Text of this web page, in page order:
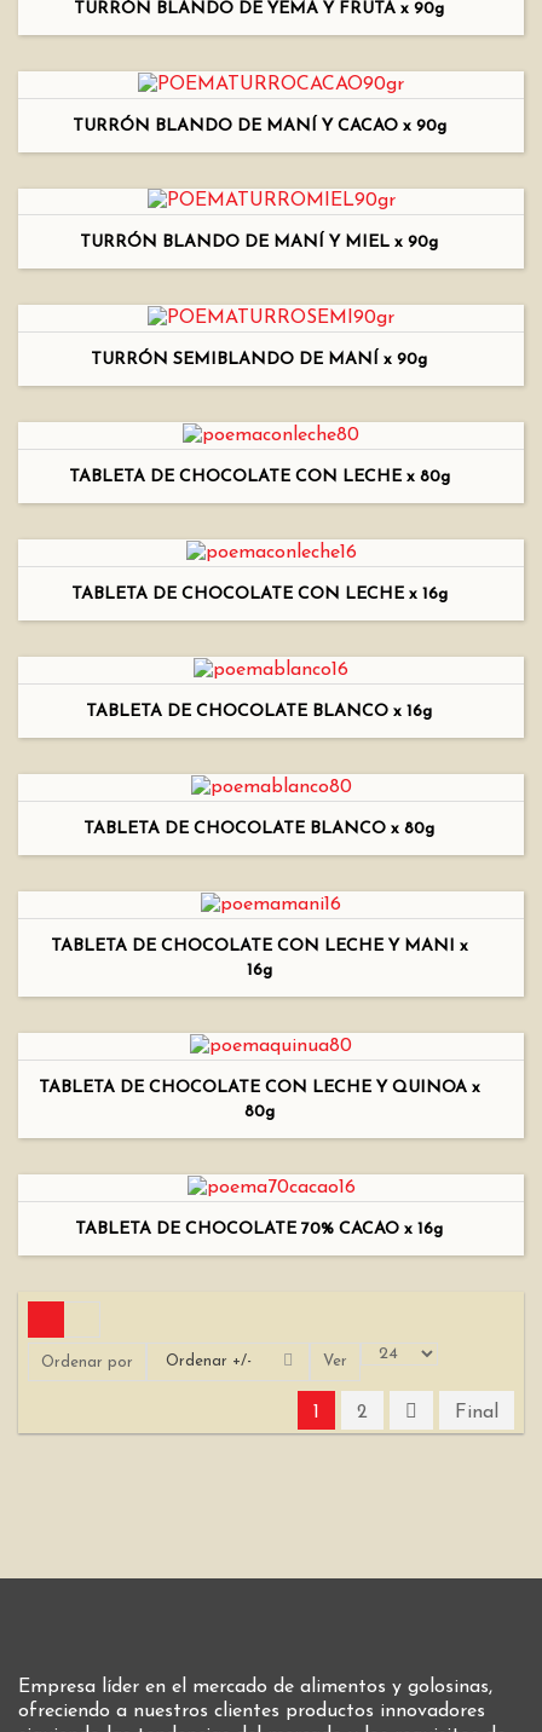
TURRÓN BLANDO DE YEMA Y FRUTA x 90g
TURRÓN BLANDO DE MANÍ Y CACAO x 90g
TURRÓN BLANDO DE MANÍ Y MIEL x 90g
TURRÓN SEMIBLANDO DE MANÍ x 90g
TABLETA DE CHOCOLATE CON LECHE x 80g
TABLETA DE CHOCOLATE CON LECHE x 16g
TABLETA DE CHOCOLATE BLANCO x 16g
TABLETA DE CHOCOLATE BLANCO x 80g
TABLETA DE CHOCOLATE CON LECHE Y MANI x
16g
TABLETA DE CHOCOLATE CON LECHE Y QUINOA x
80g
TABLETA DE CHOCOLATE 70% CACAO x 16g
Ordenar por Ordenar +/- Ver
1 2 Final
Empresa líder en el mercado de alimentos y golosinas,
ofreciendo a nuestros clientes productos innovadores